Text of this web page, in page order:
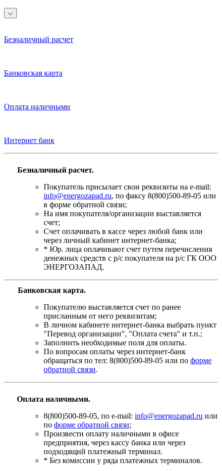
Безналичный расчет
Банковская карта
Оплата наличными
Интернет банк
Безналичный расчет.
Покупатель присылает свои реквизиты на e-mail:
info@energozapad.ru, по факсу 8(800)500-89-05 или
в форме обратной связи;
На имя покупателя/организации выставляется
счет;
Счет оплачивать в кассе через любой банк или
через личный кабинет интернет-банка;
* Юр. лица оплачивают счет путем перечисления
денежных средств с р/с покупателя на р/с ГК ООО
ЭНЕРГОЗАПАД.
Банковская карта.
Покупателю выставляется счет по ранее
присланным от него реквизитам;
В личном кабинете интернет-банка выбрать пункт
"Перевод организации", "Оплата счета" и т.п.;
Заполнить необходимые поля для оплаты.
По вопросам оплаты через интернет-банк
обращаться по тел: 8(800)500-89-05 или по форме
обратной связи.
Оплата наличными.
8(800)500-89-05, по e-mail: info@energozapad.ru или
по форме обратной связи;
Произвести оплату наличными в офисе
предприятия, через кассу банка или через
подходящий платежный терминал.
* Без комиссии у ряда платежных терминалов.